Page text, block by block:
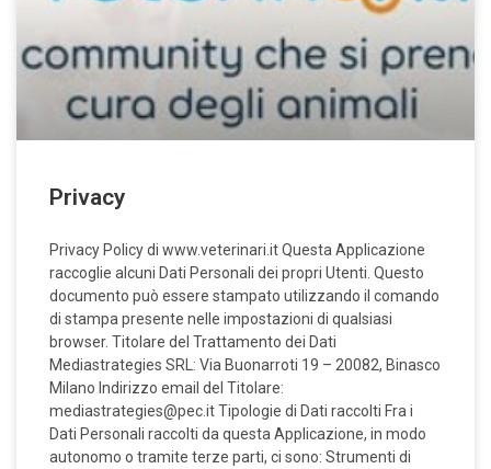
Privacy
Privacy Policy di www.veterinari.it Questa Applicazione
raccoglie alcuni Dati Personali dei propri Utenti. Questo
documento può essere stampato utilizzando il comando
di stampa presente nelle impostazioni di qualsiasi
browser. Titolare del Trattamento dei Dati
Mediastrategies SRL: Via Buonarroti 19 – 20082, Binasco
Milano Indirizzo email del Titolare:
mediastrategies@pec.it Tipologie di Dati raccolti Fra i
Dati Personali raccolti da questa Applicazione, in modo
autonomo o tramite terze parti, ci sono: Strumenti di